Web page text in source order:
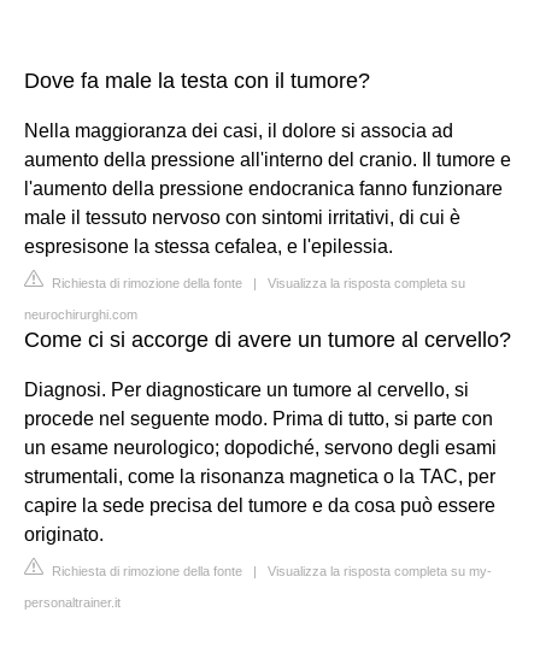
Dove fa male la testa con il tumore?
Nella maggioranza dei casi, il dolore si associa ad
aumento della pressione all'interno del cranio. Il tumore e
l'aumento della pressione endocranica fanno funzionare
male il tessuto nervoso con sintomi irritativi, di cui è
espresisone la stessa cefalea, e l'epilessia.
Richiesta di rimozione della fonte | Visualizza la risposta completa su
neurochirurghi.com
Come ci si accorge di avere un tumore al cervello?
Diagnosi. Per diagnosticare un tumore al cervello, si
procede nel seguente modo. Prima di tutto, si parte con
un esame neurologico; dopodiché, servono degli esami
strumentali, come la risonanza magnetica o la TAC, per
capire la sede precisa del tumore e da cosa può essere
originato.
Richiesta di rimozione della fonte | Visualizza la risposta completa su my-
personaltrainer.it